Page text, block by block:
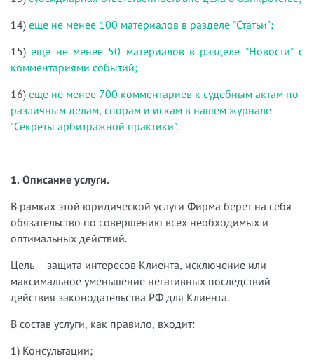
14) еще не менее 100 материалов в разделе "Статьи";
15)еще не менее 50 материалов в разделе "Новости" с
комментариями событий;
16) еще не менее 700 комментариев к судебным актам по
различным делам, спорам и искам в нашем журнале
"Секреты арбитражной практики".
1. Описание услуги.
В рамках этой юридической услуги Фирма берет на себя
обязательство по совершению всех необходимых и
оптимальных действий.
Цель – защита интересов Клиента, исключение или
максимальное уменьшение негативных последствий
действия законодательства РФ для Клиента.
В состав услуги, как правило, входит:
1) Консультации;